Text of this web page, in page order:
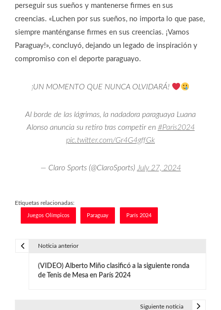
perseguir sus sueños y mantenerse firmes en sus
creencias. «Luchen por sus sueños, no importa lo que pase,
siempre manténganse firmes en sus creencias. ¡Vamos
Paraguay!», concluyó, dejando un legado de inspiración y
compromiso con el deporte paraguayo.
¡UN MOMENTO QUE NUNCA OLVIDARÁ!
Al borde de las lágrimas, la nadadora paraguaya Luana
Alonso anuncia su retiro tras competir en #Paris2024
pic.twitter.com/Gr4G4gffGk
— Claro Sports (@ClaroSports) July 27, 2024
Etiquetas relacionadas:
Juegos Olímpicos Paraguay París 2024
Noticia anterior
(VIDEO) Alberto Miño clasificó a la siguiente ronda
de Tenis de Mesa en París 2024
Siguiente noticia